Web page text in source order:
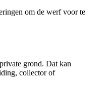
grond. Dat kan
collector of